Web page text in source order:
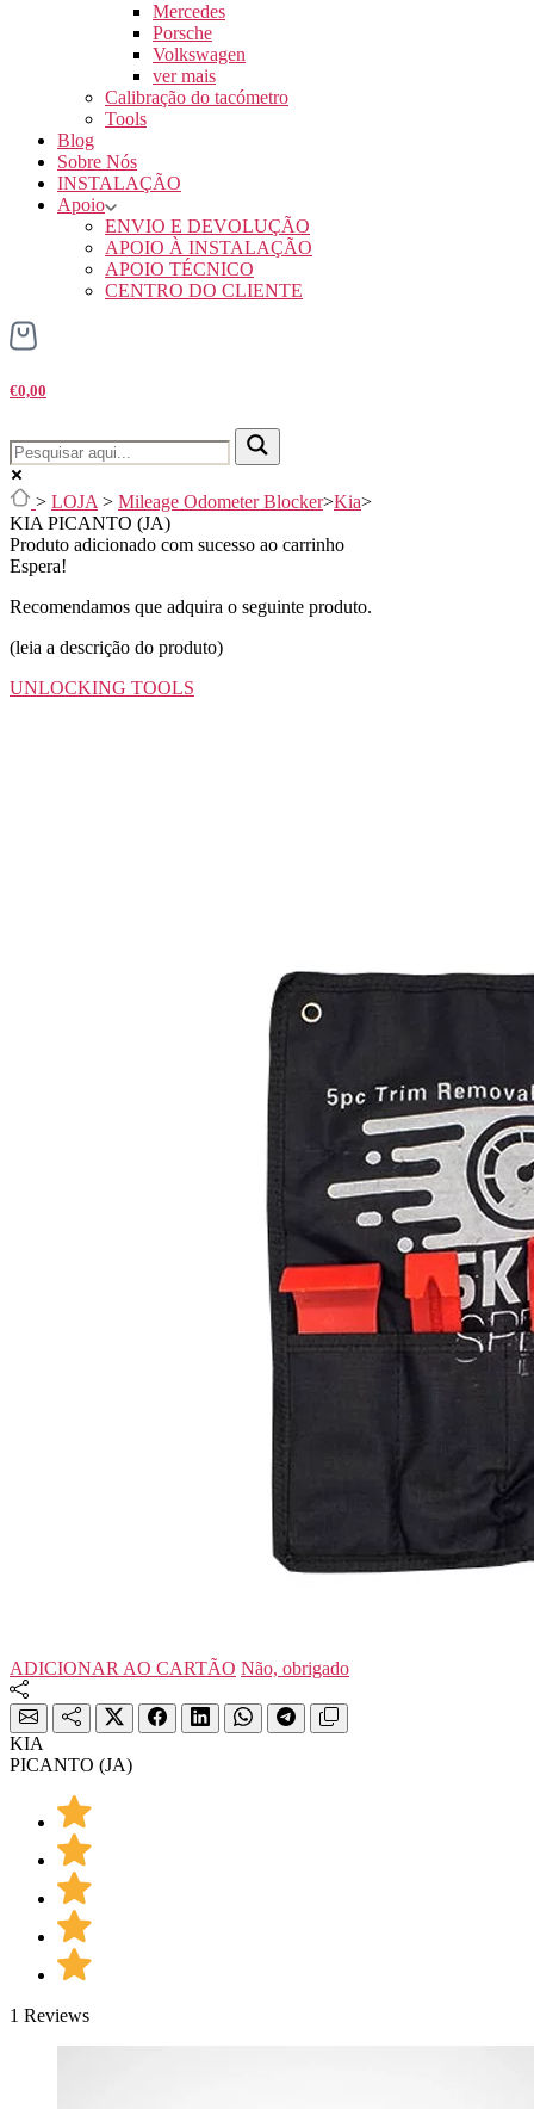
Mercedes
Porsche
Volkswagen
ver mais
Calibração do tacómetro
Tools
Blog
Sobre Nós
INSTALAÇÃO
Apoio
ENVIO E DEVOLUÇÃO
APOIO À INSTALAÇÃO
APOIO TÉCNICO
CENTRO DO CLIENTE
€0,00
> LOJA > Mileage Odometer Blocker>Kia>
KIA PICANTO (JA)
Produto adicionado com sucesso ao carrinho
Espera!
Recomendamos que adquira o seguinte produto.
(leia a descrição do produto)
UNLOCKING TOOLS
ADICIONAR AO CARTÃO Não, obrigado
KIA
PICANTO (JA)
1 Reviews